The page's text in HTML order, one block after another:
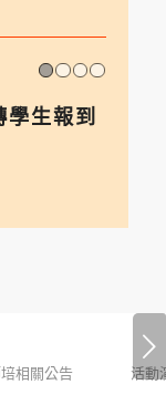
學生報到
相關公告 活動